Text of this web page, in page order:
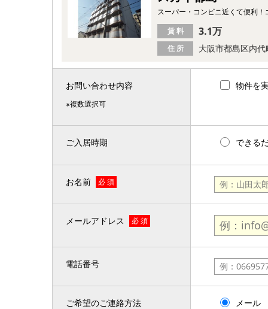
スーパー・コンビニ近くて便利
住 所 大阪市都島区内
賃 料 3.1万
お問い合わせ内容
※複数選択可
物件を
ご入居時期 できる
お名前 必 須
メールアドレス 必 須
電話番号
ご希望のご連絡方法 メール